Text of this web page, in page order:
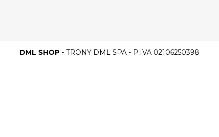
DML SHOP - TRONY DML SPA - P.IVA 02106250398